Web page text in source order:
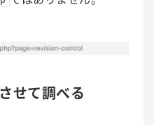
せて調べる